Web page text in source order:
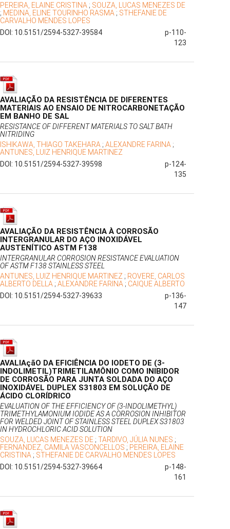
PEREIRA, ELAINE CRISTINA ; SOUZA, LUCAS MENEZES DE
; MEDINA, ELINE TOURINHO RASMA ; STHEFANIE DE
CARVALHO MENDES LOPES
DOI: 10.5151/2594-5327-39584
p-110-
123
AVALIAÇÃO DA RESISTÊNCIA DE DIFERENTES
MATERIAIS AO ENSAIO DE NITROCARBONETAÇÃO
EM BANHO DE SAL
RESISTANCE OF DIFFERENT MATERIALS TO SALT BATH
NITRIDING
ISHIKAWA, THIAGO TAKEHARA ; ALEXANDRE FARINA ;
ANTUNES, LUIZ HENRIQUE MARTINEZ
DOI: 10.5151/2594-5327-39598
p-124-
135
AVALIAÇÃO DA RESISTÊNCIA À CORROSÃO
INTERGRANULAR DO AÇO INOXIDÁVEL
AUSTENÍTICO ASTM F138
INTERGRANULAR CORROSION RESISTANCE EVALUATION
OF ASTM F138 STAINLESS STEEL
ANTUNES, LUIZ HENRIQUE MARTINEZ ; ROVERE, CARLOS
ALBERTO DELLA ; ALEXANDRE FARINA ; CAIQUE ALBERTO
DOI: 10.5151/2594-5327-39633
p-136-
147
AVALIAçãO DA EFICIÊNCIA DO IODETO DE (3-
INDOLIMETIL)TRIMETILAMÔNIO COMO INIBIDOR
DE CORROSÃO PARA JUNTA SOLDADA DO AÇO
INOXIDÁVEL DUPLEX S31803 EM SOLUÇÃO DE
ÁCIDO CLORÍDRICO
EVALUATION OF THE EFFICIENCY OF (3-INDOLIMETHYL)
TRIMETHYLAMONIUM IODIDE AS A CORROSION INHIBITOR
FOR WELDED JOINT OF STAINLESS STEEL DUPLEX S31803
IN HYDROCHLORIC ACID SOLUTION
SOUZA, LUCAS MENEZES DE ; TARDIVO, JÚLIA NUNES ;
FERNANDEZ, CAMILA VASCONCELLOS ; PEREIRA, ELAINE
CRISTINA ; STHEFANIE DE CARVALHO MENDES LOPES
DOI: 10.5151/2594-5327-39664
p-148-
161